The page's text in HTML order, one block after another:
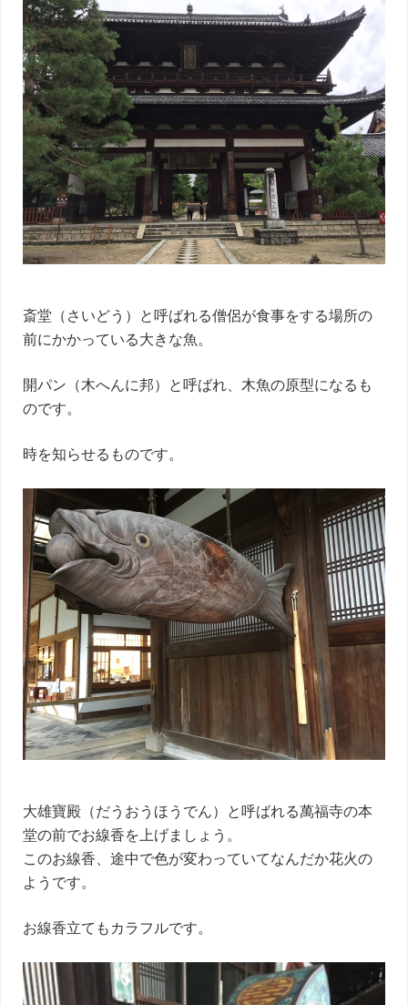
斎堂（さいどう）と呼ばれる僧侶が食事をする場所の
前にかかっている大きな魚。
開パン（木へんに邦）と呼ばれ、木魚の原型になるも
のです。
時を知らせるものです。
大雄寶殿（だうおうほうでん）と呼ばれる萬福寺の本
堂の前でお線香を上げましょう。
このお線香、途中で色が変わっていてなんだか花火の
ようです。
お線香立てもカラフルです。